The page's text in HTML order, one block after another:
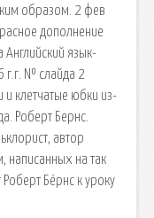
образом. 2 фев
дополнение
Английский язык-
г.г. № слайда 2
и клетчатые юбки из-
Роберт Бернс.
автор
написанных на так
Бёрнс к уроку